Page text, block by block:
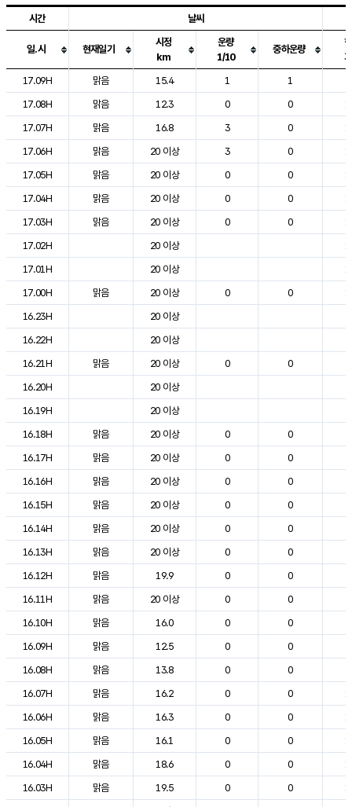
도시별 기상실황표로 지점, 날씨, 기온, 강수, 바람, 기압등을 안내한 표입
시간 날씨
일.시 현재일기
시정
km
운량
1/10
중하운량
17.09H
맑음 15.4 1 1
17.08H
맑음 12.3 0 0
17.07H
맑음 16.8 3 0
17.06H
맑음 20 이상 3 0
17.05H
맑음 20 이상 0 0
17.04H
맑음 20 이상 0 0
17.03H
맑음 20 이상 0 0
17.02H
20 이상
17.01H
20 이상
17.00H
맑음 20 이상 0 0
16.23H
20 이상
16.22H
20 이상
16.21H
맑음 20 이상 0 0
16.20H
20 이상
16.19H
20 이상
16.18H
맑음 20 이상 0 0
16.17H
맑음 20 이상 0 0
16.16H
맑음 20 이상 0 0
16.15H
맑음 20 이상 0 0
16.14H
맑음 20 이상 0 0
16.13H
맑음 20 이상 0 0
16.12H
맑음 19.9 0 0
16.11H
맑음 20 이상 0 0
16.10H
맑음 16.0 0 0
16.09H
맑음 12.5 0 0
16.08H
맑음 13.8 0 0
16.07H
맑음 16.2 0 0
16.06H
맑음 16.3 0 0
16.05H
맑음 16.1 0 0
16.04H
맑음 18.6 0 0
16.03H
맑음 19.5 0 0